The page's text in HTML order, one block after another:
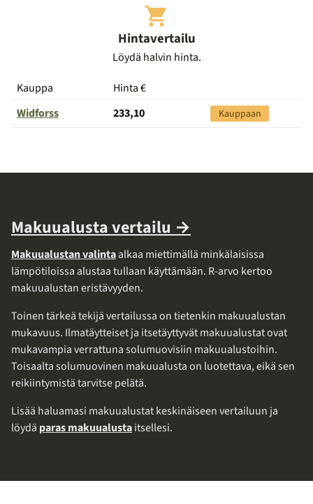
Hintavertailu
Löydä halvin hinta.
Kauppa
Hinta €
kauppaan
Widforss 233,10 Kauppaan
Makuualusta vertailu →
Makuualustan valintaalkaa miettimällä minkälaisissa
lämpötiloissa alustaa tullaan käyttämään. R-arvo kertoo
makuualustan eristävyyden.
Toinen tärkeä tekijä vertailussa on tietenkin makuualustan
mukavuus. Ilmatäytteiset ja itsetäyttyvät makuualustat ovat
mukavampia verrattuna solumuovisiin makuualustoihin.
Toisaalta solumuovinen makuualusta on luotettava, eikä sen
reikiintymistä tarvitse pelätä.
Lisää haluamasi makuualustat keskinäiseen vertailuun ja
löydä paras makuualustaitsellesi.